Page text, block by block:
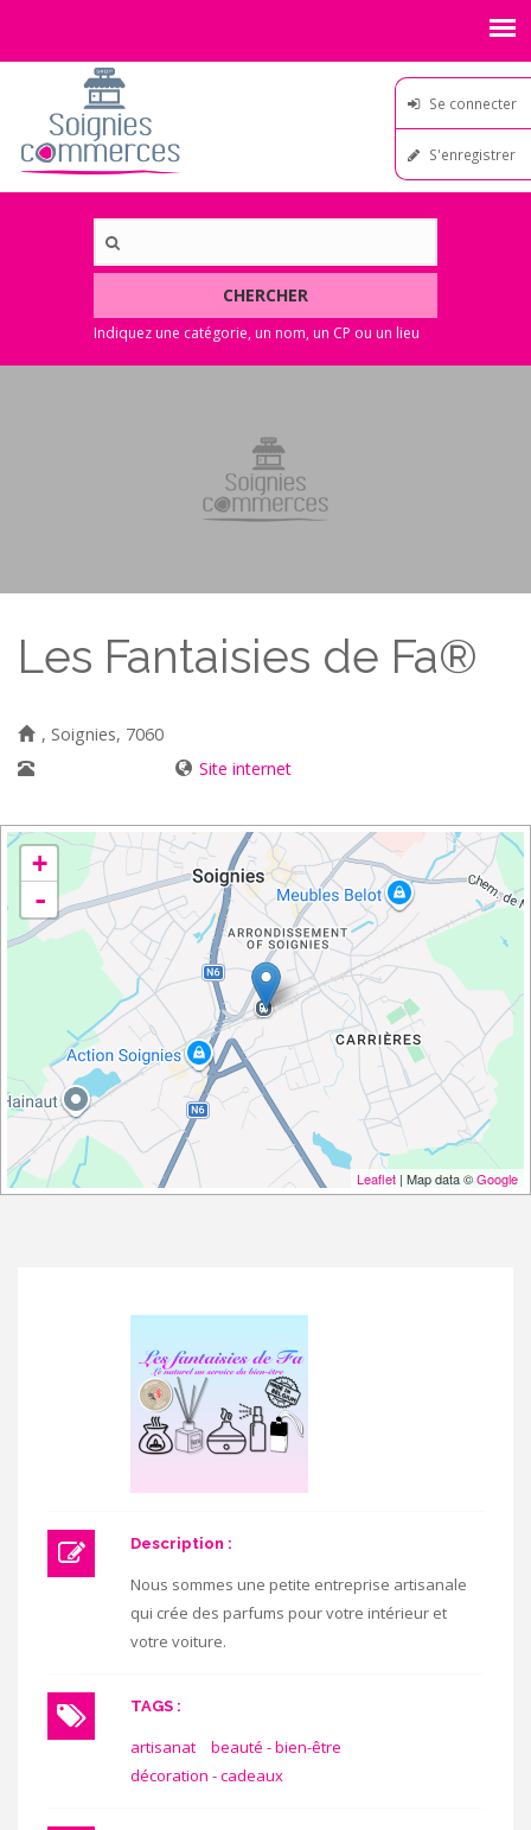
Se connecter
S'enregistrer
CHERCHER
Les Fantaisies de Fa®
, Soignies, 7060
Site internet
+
-
Leaflet | Map data ©Google
Description :
Nous sommes une petite entreprise artisanale
qui crée des parfums pour votre intérieur et
votre voiture.
TAGS :
artisanat
beauté - bien-être
décoration - cadeaux